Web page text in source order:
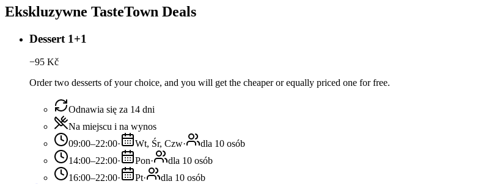
Ekskluzywne TasteTown Deals
Dessert 1+1
−95 Kč
Order two desserts of your choice, and you will get the cheaper or equally priced one for free.
Odnawia się za 14 dni
Na miejscu i na wynos
09:00–22:00· Wt, Śr, Czw·
dla 10 osób
14:00–22:00· Pon·
dla 10 osób
16:00–22:00· Pt·
dla 10 osób